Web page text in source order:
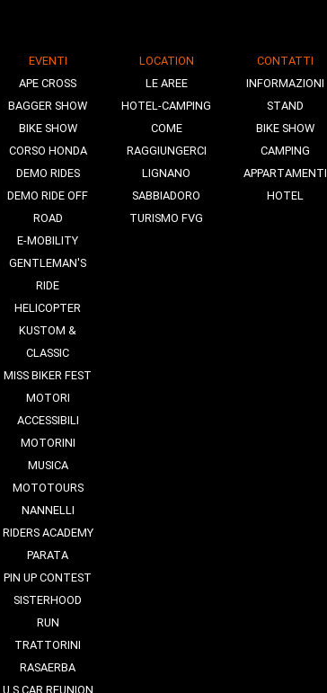
EVENTI
APE CROSS
BAGGER SHOW
BIKE SHOW
CORSO HONDA
DEMO RIDES
DEMO RIDE OFF
ROAD
E-MOBILITY
GENTLEMAN'S
RIDE
HELICOPTER
KUSTOM &
CLASSIC
MISS BIKER FEST
MOTORI
ACCESSIBILI
MOTORINI
MUSICA
MOTOTOURS
NANNELLI
RIDERS ACADEMY
PARATA
PIN UP CONTEST
SISTERHOOD
RUN
TRATTORINI
RASAERBA
U.S CAR REUNION
LOCATION
LE AREE
HOTEL-CAMPING
COME
RAGGIUNGERCI
LIGNANO
SABBIADORO
TURISMO FVG
CONTATTI
INFORMAZIONI
STAND
BIKE SHOW
CAMPING
APPARTAMENTI
HOTEL